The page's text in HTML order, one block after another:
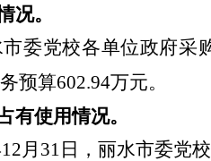
况。
委党校各单位政府采
预算602.94万元。
有使用情况。
12月 31 日，丽水市委党